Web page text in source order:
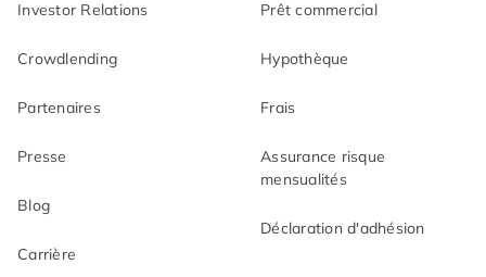
Investor Relations
Crowdlending
Partenaires
Presse
Blog
Carrière
Prêt commercial
Hypothèque
Frais
Assurance risque
mensualités
Déclaration d'adhésion